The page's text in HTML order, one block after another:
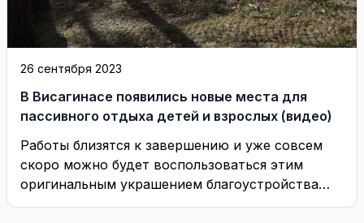
26 сентября 2023
В Висагинасе появились новые места для
пассивного отдыха детей и взрослых (видео)
Работы близятся к завершению и уже совсем
скоро можно будет воспользоваться этим
оригинальным украшением благоустройства
нашего города.